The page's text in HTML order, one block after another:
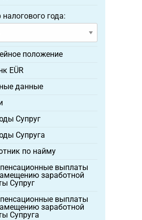
года:
положение
EÜR
menu
данные
menu
Супруг
Супруга
по найму
menu
выплаты
заработной
Супруг
выплаты
заработной
Супруга